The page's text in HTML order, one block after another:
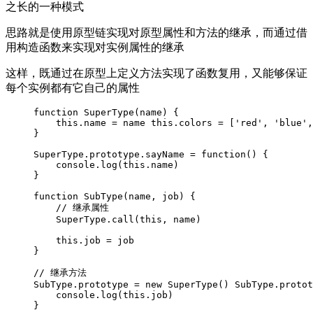
之长的一种模式
思路就是使用原型链实现对原型属性和方法的继承，而通过借
用构造函数来实现对实例属性的继承
这样，既通过在原型上定义方法实现了函数复用，又能够保证
每个实例都有它自己的属性
function SuperType(name) {
this.name = name this.colors = ['red',
}
SuperType.prototype.sayName = function() {
    console.log(this.name)
}
function SubType(name, job) {
    // 继承属性
    SuperType.call(this, name)
    this.job = job
}
// 继承方法
SubType.prototype = new SuperType()
    console.log(this.job)
}